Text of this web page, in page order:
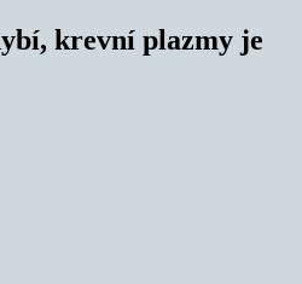
krevní plazmy je